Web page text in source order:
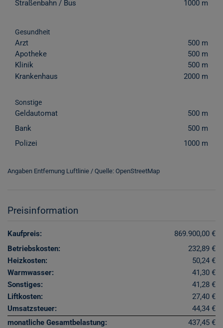
Straßenbahn / Bus 1000 m
Gesundheit
Arzt
500 m
Apotheke
500 m
Klinik
500 m
Krankenhaus
2000 m
Sonstige
Geldautomat
500 m
Bank
500 m
Polizei
1000 m
Angaben Entfernung Luftlinie / Quelle: OpenStreetMap
Preisinformation
Kaufpreis:
869.900,00 €
Betriebskosten:
232,89 €
Heizkosten:
50,24 €
Warmwasser:
41,30 €
Sonstiges:
41,28 €
Liftkosten:
27,40 €
Umsatzsteuer:
44,34 €
monatliche Gesamtbelastung:
437,45 €